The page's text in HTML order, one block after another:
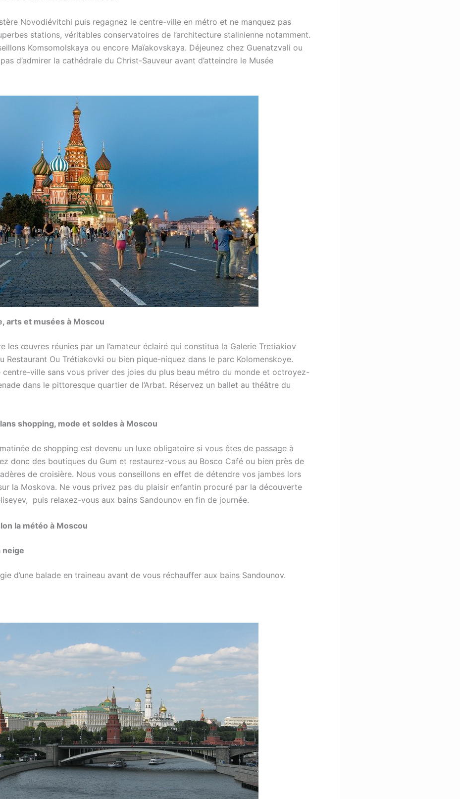
Novodiévitchi puis regagnez le centre-ville en métro et ne manquez pas
stations, véritables conservatoires de l’architecture stalinienne notamment.
Komsomolskaya ou encore Maïakovskaya. Déjeunez chez Guenatzvali ou
d’admirer la cathédrale du Christ-Sauveur avant d’atteindre le Musée
arts et musées à Moscou
les œuvres réunies par un l’amateur éclairé qui constitua la Galerie Tretiakiov
Restaurant Ou Trétiakovki ou bien pique-niquez dans le parc Kolomenskoye.
centre-ville sans vous priver des joies du plus beau métro du monde et octroyez-
dans le pittoresque quartier de l’Arbat. Réservez un ballet au théâtre du
shopping, mode et soldes à Moscou
matinée de shopping est devenu un luxe obligatoire si vous êtes de passage à
donc des boutiques du Gum et restaurez-vous au Bosco Café ou bien près de
de croisière. Nous vous conseillons en effet de détendre vos jambes lors
la Moskova. Ne vous privez pas du plaisir enfantin procuré par la découverte
puis relaxez-vous aux bains Sandounov en fin de journée.
la météo à Moscou
neige
d’une balade en traineau avant de vous réchauffer aux bains Sandounov.